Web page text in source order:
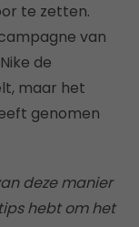
te zetten.
van
de
maar het
genomen
deze manier
hebt om het